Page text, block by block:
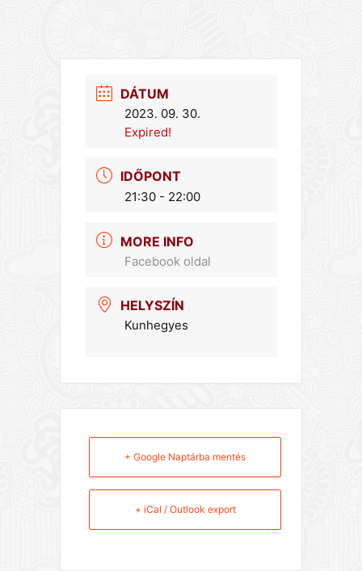
DÁTUM
2023. 09. 30.
Expired!
IDŐPONT
21:30 - 22:00
MORE INFO
Facebook oldal
HELYSZÍN
Kunhegyes
+ Google Naptárba mentés
+ iCal / Outlook export